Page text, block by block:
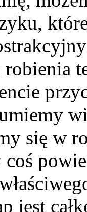
robienia
się w
coś
jest